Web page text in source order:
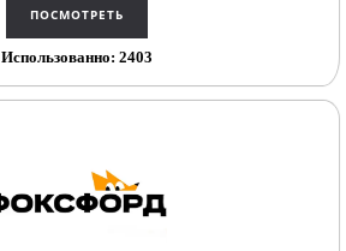
Использованно: 2403